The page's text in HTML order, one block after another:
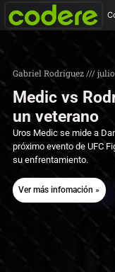
Medic vs
un veterano
Gabriel Rodriguez
Uros Medic se mide a
próximo evento de UFC
su enfrentamiento.
Ver más infomación »